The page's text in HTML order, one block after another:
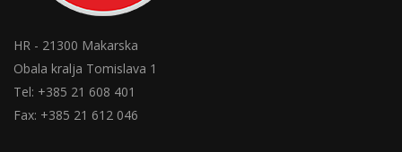
HR - 21300 Makarska
Obala kralja Tomislava 1
Tel: +385 21 608 401
Fax: +385 21 612 046